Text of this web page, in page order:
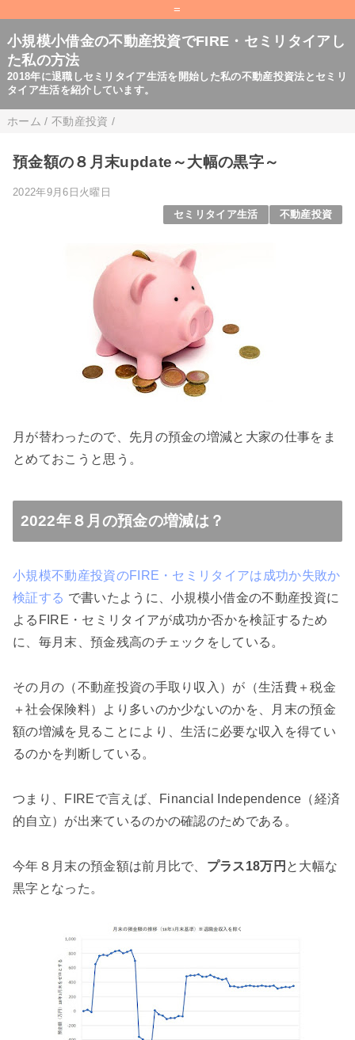
=
小規模小借金の不動産投資でFIRE・セミリタイアし
た私の方法
2018年に退職しセミリタイア生活を開始した私の不動産投資法とセミリ
タイア生活を紹介しています。
ホーム / 不動産投資 /
預金額の８月末update～大幅の黒字～
2022年9月6日火曜日
セミリタイア生活
不動産投資
月が替わったので、先月の預金の増減と大家の仕事をま
とめておこうと思う。
2022年８月の預金の増減は？
小規模不動産投資のFIRE・セミリタイアは成功か失敗か
検証する で書いたように、小規模小借金の不動産投資に
よるFIRE・セミリタイアが成功か否かを検証するため
に、毎月末、預金残高のチェックをしている。
その月の（不動産投資の手取り収入）が（生活費＋税金
＋社会保険料）より多いのか少ないのかを、月末の預金
額の増減を見ることにより、生活に必要な収入を得てい
るのかを判断している。
つまり、FIREで言えば、Financial Independence（経済
的自立）が出来ているのかの確認のためである。
今年８月末の預金額は前月比で、 プラス18万円 と大幅な
黒字となった。